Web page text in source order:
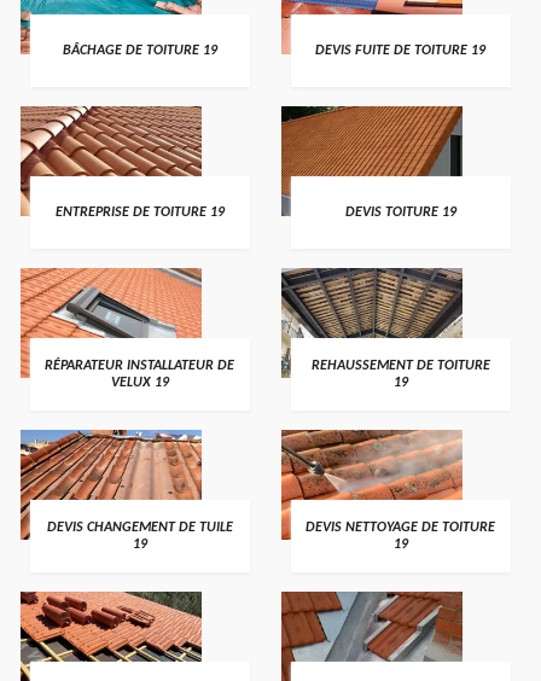
BÂCHAGE DE TOITURE 19 DEVIS FUITE DE TOITURE 19
ENTREPRISE DE TOITURE 19 DEVIS TOITURE 19
RÉPARATEUR INSTALLATEUR DE
VELUX 19
REHAUSSEMENT DE TOITURE
19
DEVIS CHANGEMENT DE TUILE
19
DEVIS NETTOYAGE DE TOITURE
19